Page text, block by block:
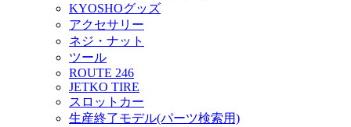
KYOSHOグッズ
アクセサリー
ネジ・ナット
ツール
ROUTE 246
JETKO TIRE
スロットカー
生産終了モデル(パーツ検索用)